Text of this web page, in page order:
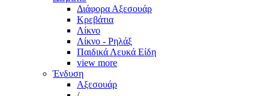
Διάφορα Αξεσουάρ
Κρεβάτια
Λίκνο
Λίκνο - Ρηλάξ
Παιδικά Λευκά Είδη
view more
Ένδυση
Αξεσουάρ